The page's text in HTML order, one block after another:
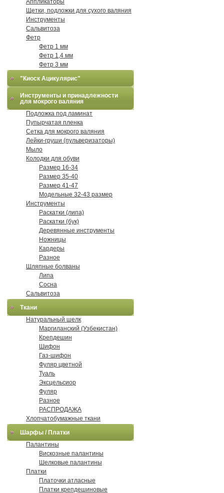
Аппликаторы
Щетки, подложки для сухого валяния
Инструменты
Сальвитоза
Фетр
Фетр 1 мм
Фетр 1,4 мм
Фетр 3 мм
"Киоск Ацикулярис"
Инструменты и принадлежности
для мокрого валяния
Подложка под ламинат
Пупырчатая пленка
Сетка для мокрого валяния
Лейки-груши (пульверизаторы)
Мыло
Колодки для обуви
Размер 16-34
Размер 35-40
Размер 41-47
Модельные 32-43 размер
Инструменты
Раскатки (липа)
Раскатки (бук)
Деревянные инструменты
Ножницы
Кардеры
Разное
Шляпные болваны
Липа
Сосна
Сальвитоза
Ткани
Натуральный шелк
Маргиланский (Узбекистан)
Крепдешин
Шифон
Газ-шифон
Фуляр цветной
Туаль
Эксцельсиор
Фуляр
Разное
РАСПРОДАЖА
Хлопчатобумажные ткани
Шарфы / Платки
Палантины
Вискозные палантины
Шелковые палантины
Платки
Платочки атласные
Платки крепдешиновые